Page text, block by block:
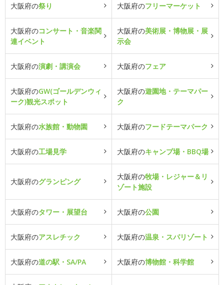
大阪府の祭り 大阪府のフリーマーケット
大阪府のコンサート・音楽関
連イベント
大阪府の美術展・博物展・展
示会
大阪府の演劇・講演会 大阪府のフェア
大阪府のGW(ゴールデンウィ
ーク)観光スポット
大阪府の遊園地・テーマパー
ク
大阪府の水族館・動物園 大阪府のフードテーマパーク
大阪府の工場見学 大阪府のキャンプ場・BBQ場
大阪府のグランピング
大阪府の牧場・レジャー＆リ
ゾート施設
大阪府のタワー・展望台 大阪府の公園
大阪府のアスレチック 大阪府の温泉・スパリゾート
大阪府の道の駅・SA/PA 大阪府の博物館・科学館